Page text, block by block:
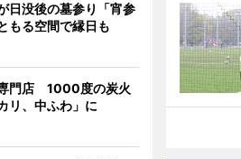
日没後の墓参り「宵参
もる空間で縁日も
門店 1000度の炭火
リ、中ふわ」に